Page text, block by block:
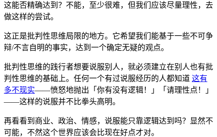
这能否精确达到？不能，至少很难，但我们应该尽量理性，去
做这样的尝试。
这正是批判性思维局限的地方。它希望我们能基于一些不可争
辩/不言自明的事实，达到一个确定无疑的观点。
批判性思维的践行者想要说服别人，就必须建立在别人也有批
判性思维的基础上。任何一个有过说服经历的人都知道 这有
多不现实——愤怒地抛出「你有没有逻辑！」「请理性点！」
——这样的说服并不比拳头高明。
再看看到商业、政治、情感，说服能只靠逻辑达到吗？显然不
可能，不然这个世界应该会比现在好点才对。